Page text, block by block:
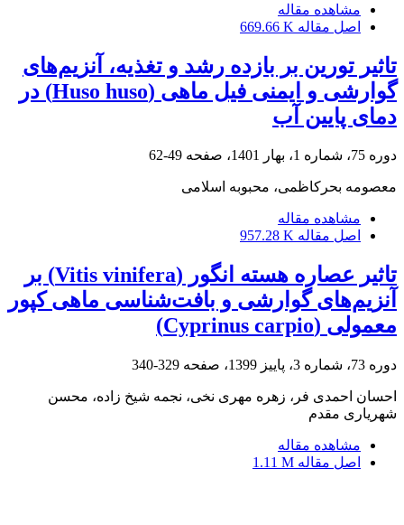
مشاهده مقاله
اصل مقاله 669.66 K
تاثیر تورین بر بازده رشد و تغذیه، آنزیم‌های
گوارشی و ایمنی فیل ماهی (Huso huso) در
دمای پایین آب
دوره 75، شماره 1، بهار 1401، صفحه 49-62
معصومه بحرکاظمی، محبوبه اسلامی
مشاهده مقاله
اصل مقاله 957.28 K
تاثیر عصاره هسته انگور (Vitis vinifera) بر
آنزیم‌های گوارشی و بافت‌شناسی ماهی کپور
معمولی (Cyprinus carpio)
دوره 73، شماره 3، پاییز 1399، صفحه 329-340
احسان احمدی فر، زهره مهری نخی، نجمه شیخ زاده، محسن
شهریاری مقدم
مشاهده مقاله
اصل مقاله 1.11 M